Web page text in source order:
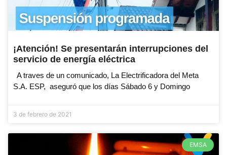
¡Atención! Se presentarán interrupciones del
servicio de energía eléctrica
A traves de un comunicado, La Electrificadora del Meta
S.A. ESP, aseguró que los días Sábado 6 y Domingo
3 de febrero de 2021
EMSA